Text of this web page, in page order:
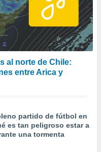
al norte de Chile:
entre Arica y
partido de fútbol en
es tan peligroso estar a
una tormenta